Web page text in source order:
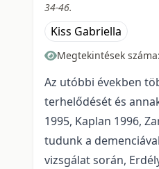
34-46.
Kiss Gabriella
Megtekintések száma:
Az utóbbi években
terhelődését és
1995, Kaplan 1996,
tudunk a
vizsgálat során,